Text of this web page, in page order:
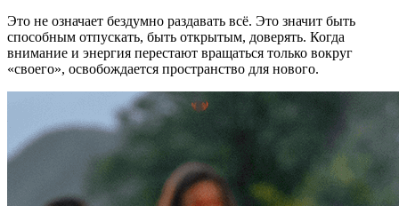
Это не означает бездумно раздавать всё. Это значит быть
способным отпускать, быть открытым, доверять. Когда
внимание и энергия перестают вращаться только вокруг
«своего», освобождается пространство для нового.